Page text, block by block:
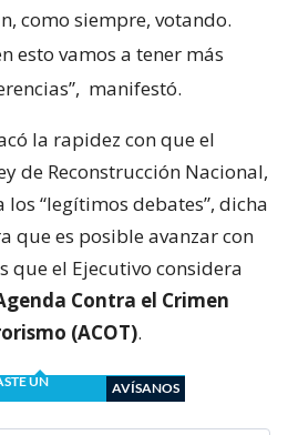
como siempre, votando.
esto vamos a tener más
manifestó.
la rapidez con que el
de Reconstrucción Nacional,
los “legítimos debates”, dicha
que es posible avanzar con
que el Ejecutivo considera
Contra el Crimen
(ACOT).
UN
AVÍSANOS